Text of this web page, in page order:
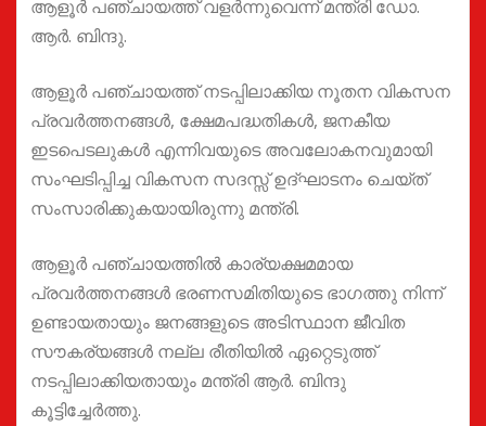
ആളൂർ പഞ്ചായത്ത് വളർന്നുവെന്ന് മന്ത്രി ഡോ.
ആർ. ബിന്ദു.
ആളൂർ പഞ്ചായത്ത് നടപ്പിലാക്കിയ നൂതന വികസന
പ്രവർത്തനങ്ങൾ, ക്ഷേമപദ്ധതികൾ, ജനകീയ
ഇടപെടലുകൾ എന്നിവയുടെ അവലോകനവുമായി
സംഘടിപ്പിച്ച വികസന സദസ്സ് ഉദ്ഘാടനം ചെയ്ത്
സംസാരിക്കുകയായിരുന്നു മന്ത്രി.
ആളൂർ പഞ്ചായത്തിൽ കാര്യക്ഷമമായ
പ്രവർത്തനങ്ങൾ ഭരണസമിതിയുടെ ഭാഗത്തു നിന്ന്
ഉണ്ടായതായും ജനങ്ങളുടെ അടിസ്ഥാന ജീവിത
സൗകര്യങ്ങൾ നല്ല രീതിയിൽ ഏറ്റെടുത്ത്
നടപ്പിലാക്കിയതായും മന്ത്രി ആർ. ബിന്ദു
കൂട്ടിച്ചേർത്തു.